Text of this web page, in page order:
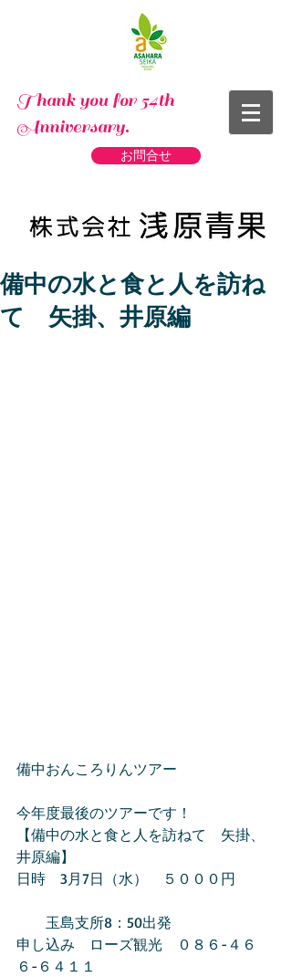
Thank you for 54th
Anniversary.
お問合せ
備中の水と食と人を訪ね
て 矢掛、井原編
備中おんころりんツアー
今年度最後のツアーです！
【備中の水と食と人を訪ねて　矢掛、
井原編】
日時　3月7日（水）　５０００円
玉島支所8：50出発
申し込み　ローズ観光　０８６-４６
６-６４１１